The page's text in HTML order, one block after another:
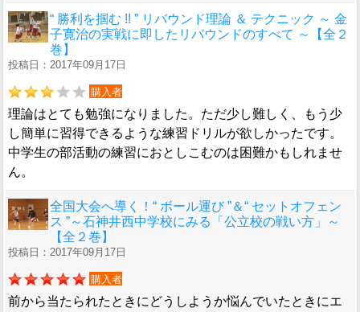
“ 勝利を掴む !! ” リバウンド理論 ＆ テクニック ～ 金
子寛治の実戦に即したリバウンドのすべて ～【全２
巻】
投稿日：2017年09月17日
購入者
理論はとても勉強になりました。ただ少し難しく、もう少
し簡単に習得できるような練習ドリルが欲しかったです。
中学生の部活動の練習におとしこむのは困難かもしれませ
ん。
全国大会へ導く！“ ボール運び ”＆“ セットオフェン
ス ”～石神井西中学校にみる「公立校の戦い方」～
【全２巻】
投稿日：2017年09月17日
購入者
前から当たられたときにどうしようか悩んでいたときにエ